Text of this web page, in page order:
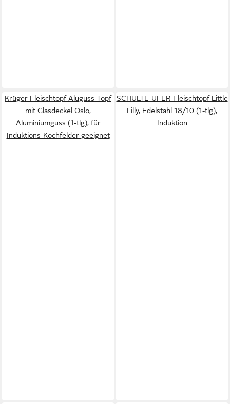
Krüger Fleischtopf Aluguss Topf
mit Glasdeckel Oslo,
Aluminiumguss (1-tlg), für
Induktions-Kochfelder geeignet
SCHULTE-UFER Fleischtopf Little
Lilly, Edelstahl 18/10 (1-tlg),
Induktion